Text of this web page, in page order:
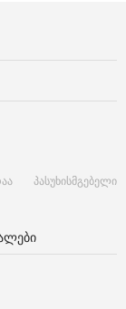
პასუხისმგებელი